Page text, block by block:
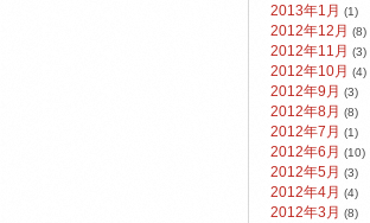
2013年1月 (1)
2012年12月 (8)
2012年11月 (3)
2012年10月 (4)
2012年9月 (3)
2012年8月 (8)
2012年7月 (1)
2012年6月 (10)
2012年5月 (3)
2012年4月 (4)
2012年3月 (8)